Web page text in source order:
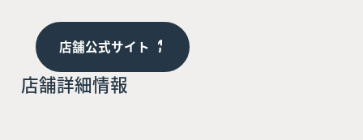
店舗公式サイト
店舗詳細情報